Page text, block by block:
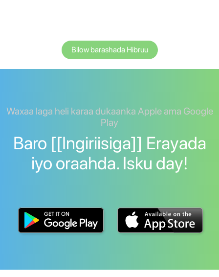
Bilow barashada Hibruu
Waxaa laga heli karaa dukaanka Apple ama Google
Play
Baro [[Ingiriisiga]] Erayada
iyo oraahda. Isku day!